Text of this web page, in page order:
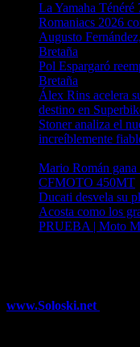
La Yamaha
Romaniacs 2026
Augusto
Bretaña
Pol Espargaró
Bretaña
Álex Rins acelera
destino en
Stoner analiza el
increíblemente
Mario Román
CFMOTO 450MT
Ducati desvela su
Acosta como los
PRUEBA | Moto
www.Soloski.net